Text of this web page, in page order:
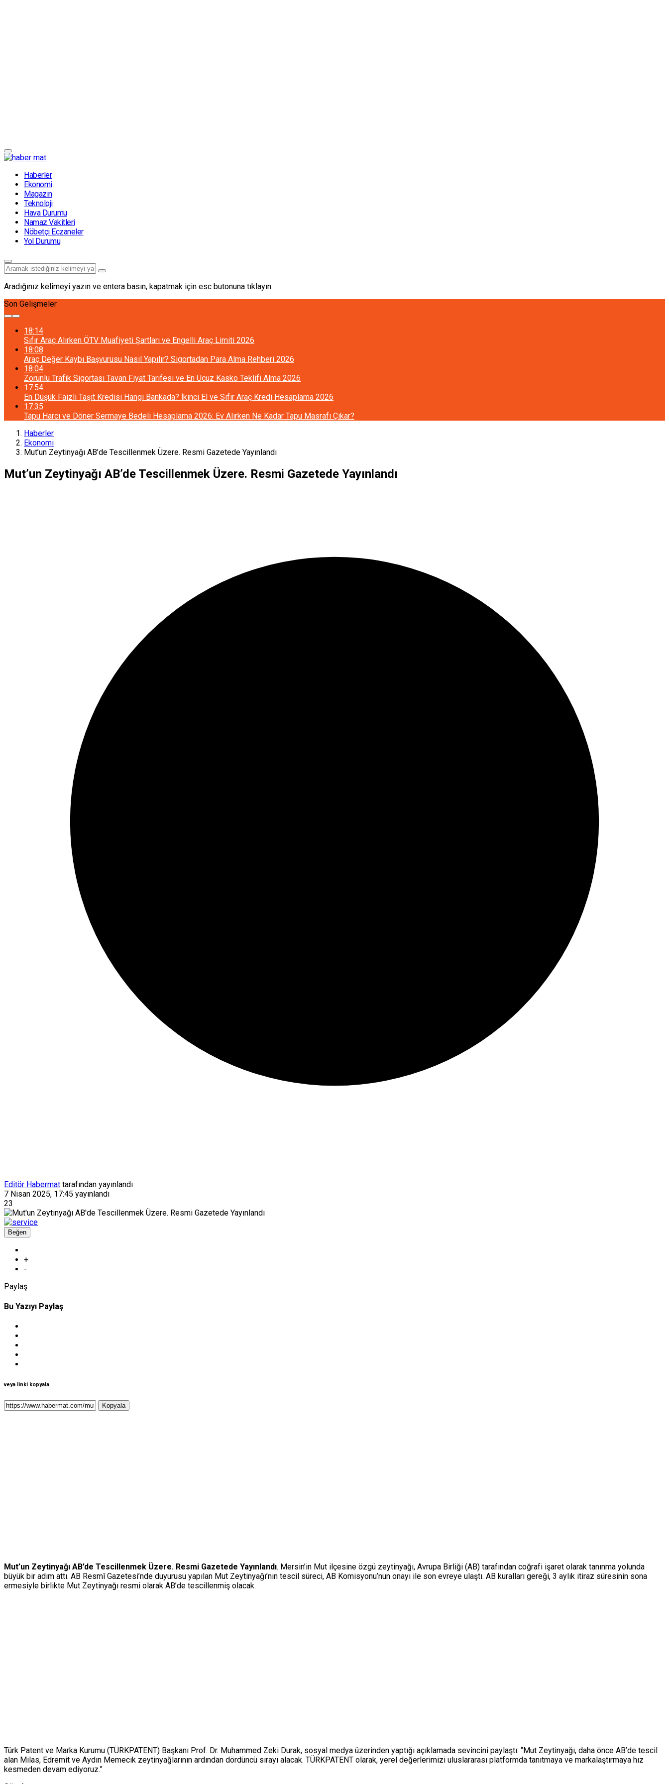
Haberler
Ekonomi
Magazin
Teknoloji
Hava Durumu
Namaz Vakitleri
Nöbetçi Eczaneler
Yol Durumu
Aradığınız kelimeyi yazın ve entera basın, kapatmak için esc butonuna tıklayın.
Son Gelişmeler
18:14
Sıfır Araç Alırken ÖTV Muafiyeti Şartları ve Engelli Araç Limiti 2026
18:08
Araç Değer Kaybı Başvurusu Nasıl Yapılır? Sigortadan Para Alma Rehberi 2026
18:04
Zorunlu Trafik Sigortası Tavan Fiyat Tarifesi ve En Ucuz Kasko Teklifi Alma 2026
17:54
En Düşük Faizli Taşıt Kredisi Hangi Bankada? İkinci El ve Sıfır Araç Kredi Hesaplama 2026
17:35
Tapu Harcı ve Döner Sermaye Bedeli Hesaplama 2026: Ev Alırken Ne Kadar Tapu Masrafı Çıkar?
Haberler
Ekonomi
Mut’un Zeytinyağı AB’de Tescillenmek Üzere. Resmi Gazetede Yayınlandı
Mut’un Zeytinyağı AB’de Tescillenmek Üzere. Resmi Gazetede Yayınlandı
Editör Habermat tarafından yayınlandı
7 Nisan 2025, 17:45 yayınlandı
23
Beğen
+
-
Paylaş
Bu Yazıyı Paylaş
veya linki kopyala
Kopyala
Mut’un Zeytinyağı AB’de Tescillenmek Üzere. Resmi Gazetede Yayınlandı. Mersin’in Mut ilçesine özgü zeytinyağı, Avrupa Birliği (AB) tarafından coğrafi işaret olarak tanınma yolunda
büyük bir adım attı. AB Resmî Gazetesi’nde duyurusu yapılan Mut Zeytinyağı’nın tescil süreci, AB Komisyonu’nun onayı ile son evreye ulaştı. AB kuralları gereği, 3 aylık itiraz süresinin sona
ermesiyle birlikte Mut Zeytinyağı resmi olarak AB’de tescillenmiş olacak.
Türk Patent ve Marka Kurumu (TÜRKPATENT) Başkanı Prof. Dr. Muhammed Zeki Durak, sosyal medya üzerinden yaptığı açıklamada sevincini paylaştı: “Mut Zeytinyağı, daha önce AB’de tescil
alan Milas, Edremit ve Aydın Memecik zeytinyağlarının ardından dördüncü sırayı alacak. TÜRKPATENT olarak, yerel değerlerimizi uluslararası platformda tanıtmaya ve markalaştırmaya hız
kesmeden devam ediyoruz.”